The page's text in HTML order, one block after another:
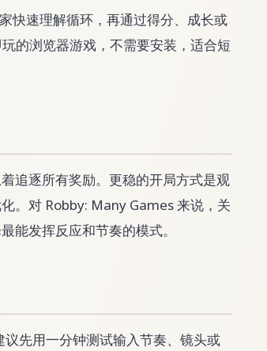
快速理解循环，再通过得分、成长或
的浏览器游戏，不需要安装，适合短
追逐所有奖励。更稳的开局方式是观
。对 Robby: Many Games 来说，关
能发挥反应和节奏的模式。
先用一分钟测试输入节奏、镜头或